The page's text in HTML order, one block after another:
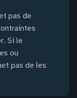
pas de
Si le
ou
pas de les